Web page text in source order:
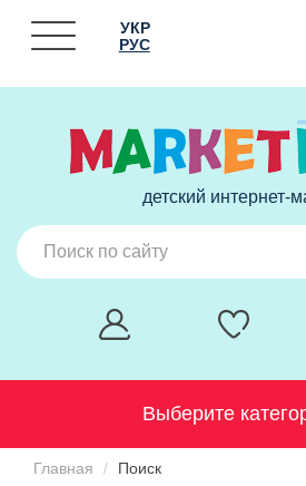
УКР
РУС
детский интернет-
Выберите
Главная Поиск